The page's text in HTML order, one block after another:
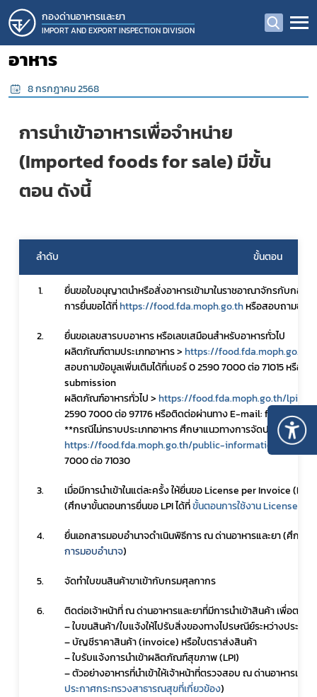
กองด่านอาหารและยา
IMPORT AND EXPORT INSPECTION DIVISION
อาหาร
8 กรกฎาคม 2568
การนำเข้าอาหารเพื่อจำหน่าย
(Imported foods for sale) มีขั้น
ตอน ดังนี้
ลำดับ ขั้นตอน
1.
ยื่นขอใบอนุญาตนำหรือสั่งอาหารเข้ามาในราชอาณาจักรกับกองอ
การยื่นขอได้ที่ https://food.fda.moph.go.th หรือสอบถามข้อมู
2.
ยื่นขอเลขสารบบอาหาร หรือเลขเสมือนสำหรับอาหารทั่วไป
ผลิตภัณฑ์ตามประเภทอาหาร >https://
สอบถามข้อมูลเพิ่มเติมได้ที่เบอร์ 0 2590 7000 ต่อ 71015 หรือช่
submission
ผลิตภัณฑ์อาหารทั่วไป > https://food.fda.moph.go.th/lpi
2590 7000 ต่อ 97176 หรือติดต่อผ่านทาง E-mail:
**กรณีไม่ทราบประเภทอาหาร ศึกษาแนวทางการจัดประเภทอาหา
https://food.fda.moph.go.th/public-information/
7000 ต่อ 71030
3.
เมื่อมีการนำเข้าในแต่ละครั้ง ให้ยื่นขอ License per Invoice (LPI)
(ศึกษาขั้นตอนการยื่นขอ LPI ได้ที่ ขั้นตอนการใช้งาน License
4.
การมอบอำนาจ)
5.
จัดทำใบขนสินค้าขาเข้ากับกรมศุลกากร
6.
ติดต่อเจ้าหน้าที่ ณ ด่านอาหารและยาที่มีการนำเข้าสินค้า เพื่อตร
– ใบขนสินค้า/ใบแจ้งให้ไปรับสิ่งของทางไปรษณีย์ระหว่างประเทศ
– บัญชีราคาสินค้า (invoice) หรือใบตราส่งสินค้า
– ใบรับแจ้งการนำเข้าผลิตภัณฑ์สุขภาพ (LPI)
– ตัวอย่างอาหารที่นำเข้าให้เจ้าหน้าที่ตรวจสอบ ณ ด่านอาหารและ
ประกาศกระทรวงสาธารณสุขที่เกี่ยวข้อง)